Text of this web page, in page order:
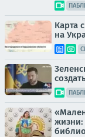
Карта
на
жизни: